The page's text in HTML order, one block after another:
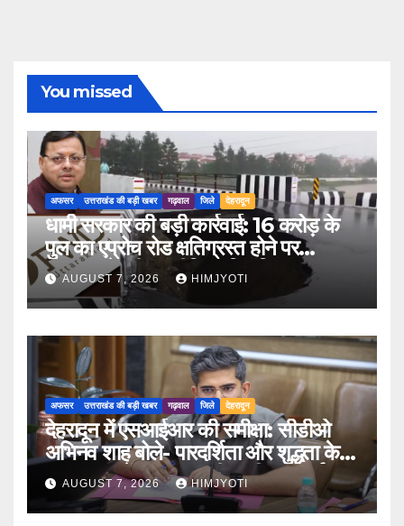
You missed
अफसर उत्तराखंड की बड़ी खबर गढ़वाल जिले देहरादून
धामी सरकार की बड़ी कार्रवाई: 16 करोड़ के
पुल का एप्रोच रोड क्षतिग्रस्त होने पर
PWD के तीन इंजीनियर निलंबित
AUGUST 7, 2026 HIMJYOTI
अफसर उत्तराखंड की बड़ी खबर गढ़वाल जिले देहरादून
देहरादून में एसआईआर की समीक्षा: सीडीओ
अभिनव शाह बोले- पारदर्शिता और शुद्धता के
साथ पूरा करें मतदाता सूची पुनरीक्षण कार्य
AUGUST 7, 2026 HIMJYOTI